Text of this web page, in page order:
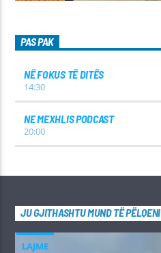
PAS PAK
NË FOKUS TË DITËS
14:30
NE MEXHLIS PODCAST
20:00
JU GJITHASHTU MUND TË PËLQENI
LAJME